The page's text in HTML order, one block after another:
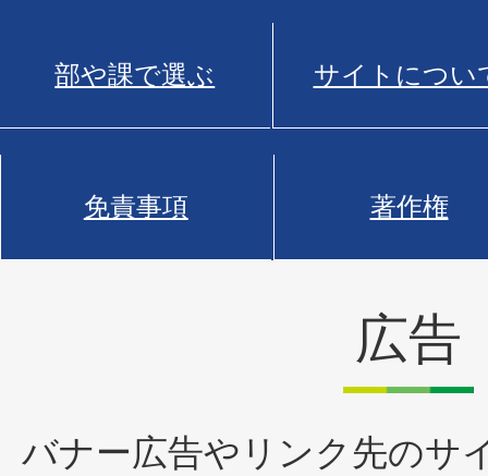
部や課で選ぶ サイトについ
免責事項 著作権
広告
バナー広告やリンク先のサ